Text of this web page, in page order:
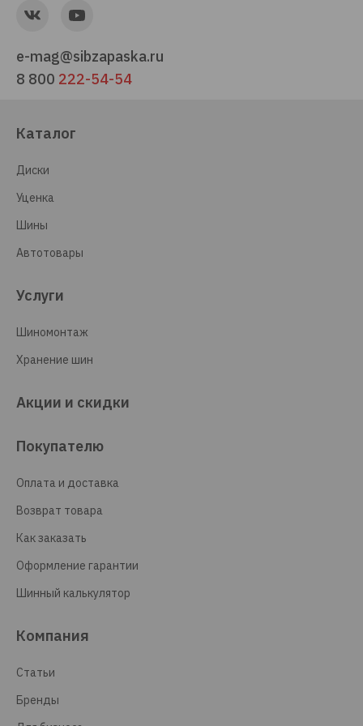
e-mag@sibzapaska.ru
8 800 222-54-54
Каталог
Диски
Уценка
Шины
Автотовары
Услуги
Шиномонтаж
Хранение шин
Акции и скидки
Покупателю
Оплата и доставка
Возврат товара
Как заказать
Оформление гарантии
Шинный калькулятор
Компания
Статьи
Бренды